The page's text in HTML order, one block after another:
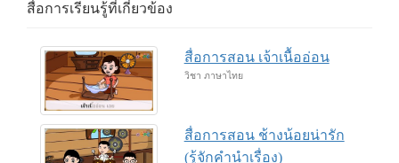
สื่อการเรียนรู้ที่เกี่ยวข้อง
สื่อการสอน เจ้าเนื้ออ่อน
วิชา ภาษาไทย
สื่อการสอน ช้างน้อยน่ารัก
(รู้จักคำนำเรื่อง)